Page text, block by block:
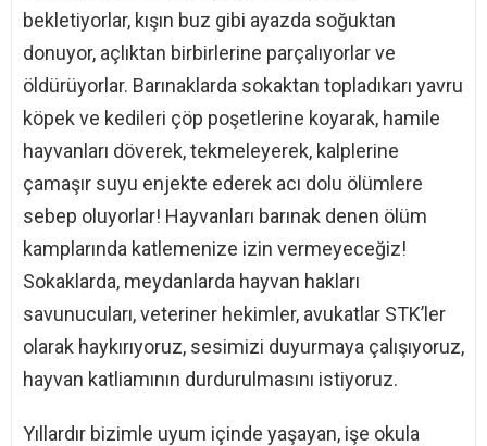
bekletiyorlar, kışın buz gibi ayazda soğuktan
donuyor, açlıktan birbirlerine parçalıyorlar ve
öldürüyorlar. Barınaklarda sokaktan topladıkarı yavru
köpek ve kedileri çöp poşetlerine koyarak, hamile
hayvanları döverek, tekmeleyerek, kalplerine
çamaşır suyu enjekte ederek acı dolu ölümlere
sebep oluyorlar! Hayvanları barınak denen ölüm
kamplarında katlemenize izin vermeyeceğiz!
Sokaklarda, meydanlarda hayvan hakları
savunucuları, veteriner hekimler, avukatlar STK’ler
olarak haykırıyoruz, sesimizi duyurmaya çalışıyoruz,
hayvan katliamının durdurulmasını istiyoruz.
Yıllardır bizimle uyum içinde yaşayan, işe okula